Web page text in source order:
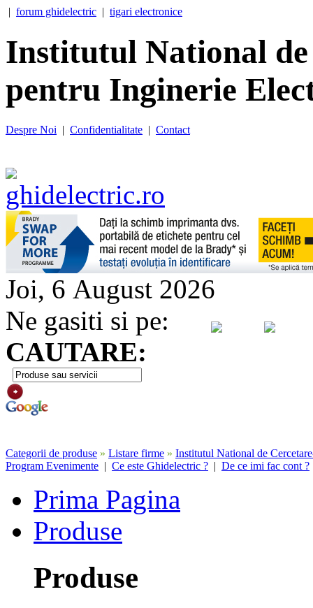
| forum ghidelectric | tigari electronice
Institutul National
pentru Inginerie
Despre Noi | Confidentialitate | Contact
Joi, 6 August 2026
Ne gasiti si pe:
CAUTARE:
Categorii de produse » Listare firme » Institutul National de
Program Evenimente | Ce este Ghidelectric ? | De ce imi fac cont ?
Prima Pagina
Produse
Produse